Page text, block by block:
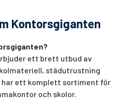
Kontorsgiganten
ett brett utbud av
städutrustning
har ett komplett sortiment för
och skolor.